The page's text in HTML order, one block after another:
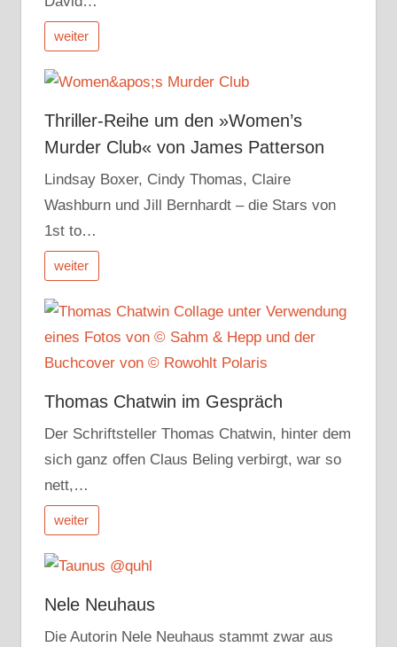
weiter
Thriller-Reihe um den »Women’s
Murder Club« von James Patterson
Lindsay Boxer, Cindy Thomas, Claire
Washburn und Jill Bernhardt – die Stars von
1st to…
weiter
Thomas Chatwin im Gespräch
Der Schriftsteller Thomas Chatwin, hinter dem
sich ganz offen Claus Beling verbirgt, war so
nett,…
weiter
Nele Neuhaus
Die Autorin Nele Neuhaus stammt zwar aus